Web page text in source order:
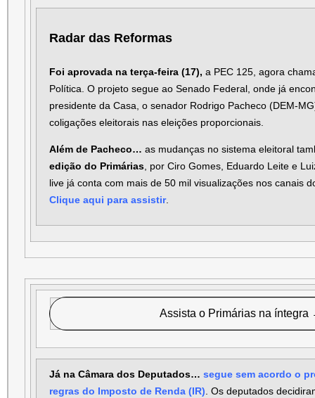
Radar das Reformas
Foi aprovada na terça-feira (17), a PEC 125, agora
Política. O projeto segue ao Senado Federal, onde já
presidente da Casa, o senador Rodrigo Pacheco (DEM-
coligações eleitorais nas eleições proporcionais.
Além de Pacheco… as mudanças no sistema eleitoral
edição do Primárias, por Ciro Gomes, Eduardo Leite e
live já conta com mais de 50 mil visualizações nos canais
Clique aqui para assistir.
Assista o Primárias na
Já na Câmara dos Deputados… segue sem acordo o
regras do Imposto de Renda (IR) . Os deputados